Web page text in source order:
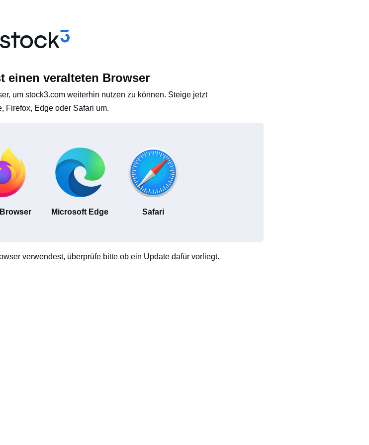
einen veralteten Browser
um stock3.com weiterhin nutzen zu können. Steige jetzt
Firefox, Edge oder Safari um.
Microsoft Edge Safari
verwendest, überprüfe bitte ob ein Update dafür vorliegt.